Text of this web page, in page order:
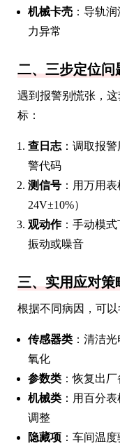
机械卡壳 ：导轨
力异常
二、三步定位问
遇到报警别慌张，
标：
查日志 ：调取报
警代码
测信号 ：用万用
24V±10%）
观动作：手动模式
振动或噪音
三、实用应对策
根据不同病因，可
传感器类 ：清洁
氧化
参数类 ：恢复出
机械类 ：用百分
调整
隐藏项 ：车间温